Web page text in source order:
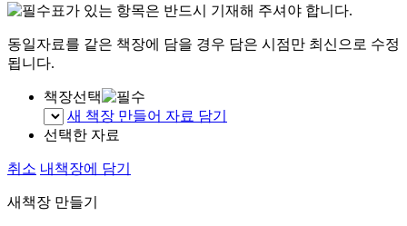
표가 있는 항목은 반드시 기재해 주셔야 합니다.
동일자료를 같은 책장에 담을 경우 담은 시점만 최신으로 수정
됩니다.
책장선택
새 책장 만들어 자료 담기
선택한 자료
취소 내책장에 담기
새책장 만들기